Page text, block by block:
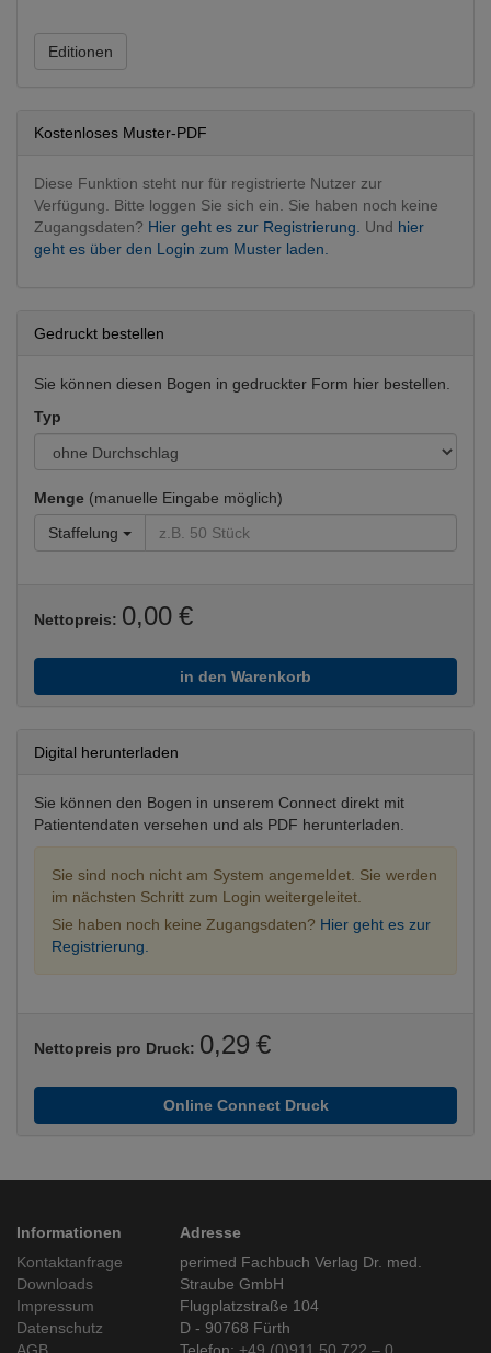
Editionen
Kostenloses Muster-PDF
Diese Funktion steht nur für registrierte Nutzer zur
Verfügung. Bitte loggen Sie sich ein. Sie haben noch keine
Zugangsdaten? Hier geht es zur Registrierung. Und hier
geht es über den Login zum Muster laden.
Gedruckt bestellen
Sie können diesen Bogen in gedruckter Form hier bestellen.
Typ
Menge (manuelle Eingabe möglich)
Staffelung
Nettopreis: 0,00 €
in den Warenkorb
Digital herunterladen
Sie können den Bogen in unserem Connect direkt mit
Patientendaten versehen und als PDF herunterladen.
Sie sind noch nicht am System angemeldet. Sie werden
im nächsten Schritt zum Login weitergeleitet.
Sie haben noch keine Zugangsdaten? Hier geht es zur
Registrierung.
Nettopreis pro Druck: 0,29 €
Online Connect Druck
Informationen
Kontaktanfrage
Downloads
Impressum
Datenschutz
Adresse
perimed Fachbuch Verlag Dr. med.
Straube GmbH
Flugplatzstraße 104
D - 90768 Fürth